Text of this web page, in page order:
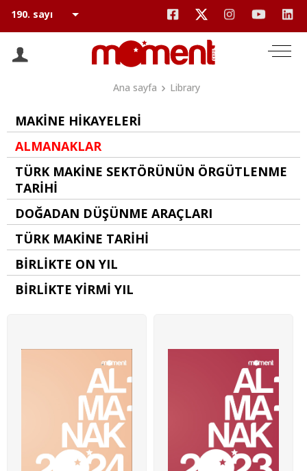
Ana sayfa Library
MAKİNE HİKAYELERİ
ALMANAKLAR
TÜRK MAKİNE SEKTÖRÜNÜN ÖRGÜTLENME
TARİHİ
DOĞADAN DÜŞÜNME ARAÇLARI
TÜRK MAKİNE TARİHİ
BİRLİKTE ON YIL
BİRLİKTE YİRMİ YIL